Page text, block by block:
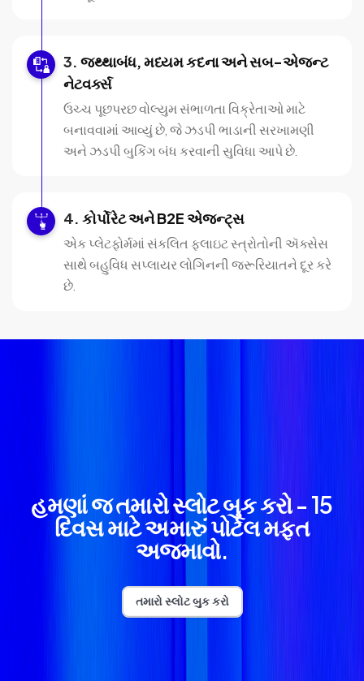
જથ્થાબંધ, મધ્યમ કદના અને સબ-એજન્ટ
નેટવર્ક્સ
ઉચ્ચ પૂછપરછ વોલ્યુમ સંભાળતા વિક્રેતાઓ માટે
બનાવવામાં આવ્યું છે, જે ઝડપી ભાડાની સરખામણી
અને ઝડપી બુકિંગ બંધ કરવાની સુવિધા આપે છે.
કોર્પોરેટ અને B2E એજન્ટ્સ
એક પ્લેટફોર્મમાં સંકલિત ફ્લાઇટ સ્ત્રોતોની ઍક્સેસ
સાથે બહુવિધ સપ્લાયર લોગિનની જરૂરિયાતને દૂર કરે
છે.
હમણાં જ તમારો સ્લોટ બુક કરો - 15
દિવસ માટે અમારું પોર્ટલ મફત
અજમાવો.
તમારો સ્લોટ બુક કરો